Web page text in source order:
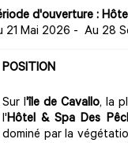
d'ouverture :
21 Mai 2026 - Au 28
POSITION
Sur l'île de Cavallo, la
l'Hôtel & Spa Des
dominé par la